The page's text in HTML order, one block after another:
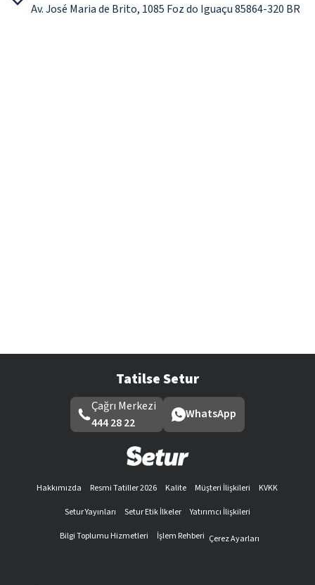
Av. José Maria de Brito, 1085 Foz do Iguaçu 85864-320 BR
Tatilse Setur
Çağrı Merkezi
444 28 22
WhatsApp
Hakkımızda Resmi Tatiller 2026 Kalite Müşteri İlişkileri
KVKK
Setur Yayınları
Setur Etik İlkeler
Yatırımcı İlişkileri
Bilgi Toplumu Hizmetleri
İşlem Rehberi Çerez Ayarları